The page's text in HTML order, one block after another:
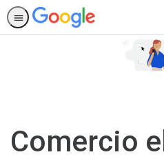
Comercio